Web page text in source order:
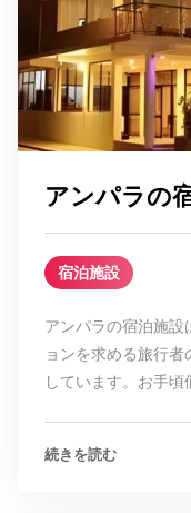
アンパラの
宿泊施設
アンパラの宿泊施
ョンを求める旅行
しています。お手
続きを読む